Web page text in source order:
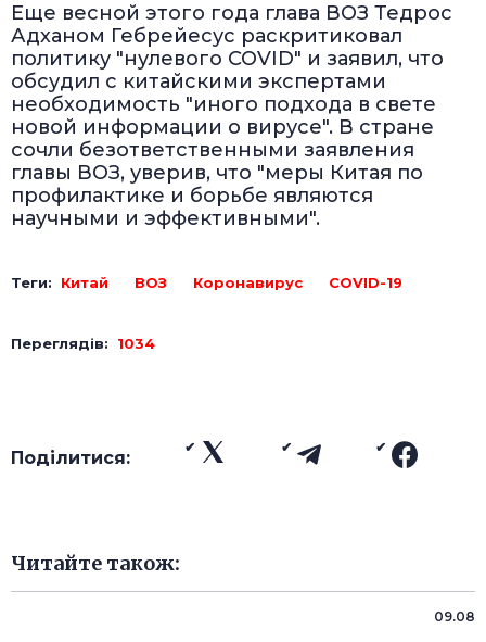
Еще весной этого года глава ВОЗ Тедрос
Адханом Гебрейесус раскритиковал
политику "нулевого COVID" и заявил, что
обсудил с китайскими экспертами
необходимость "иного подхода в свете
новой информации о вирусе". В стране
сочли безответственными заявления
главы ВОЗ, уверив, что "меры Китая по
профилактике и борьбе являются
научными и эффективными".
Теги: Китай ВОЗ Коронавирус COVID-19
Переглядів: 1034
Поділитися:
Читайте також:
09.08